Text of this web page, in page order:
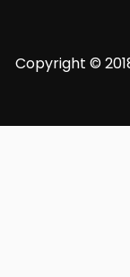
Copyright ©